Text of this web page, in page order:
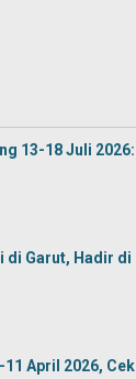
13-18 Juli 2026:
di Garut, Hadir di
April 2026, Cek